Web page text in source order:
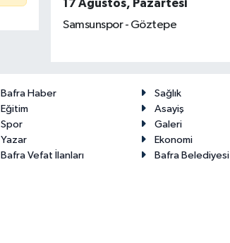
17 Ağustos, Pazartesi
Samsunspor - Göztepe
Bafra Haber
Sağlık
Eğitim
Asayiş
Spor
Galeri
Yazar
Ekonomi
Bafra Vefat İlanları
Bafra Belediyesi